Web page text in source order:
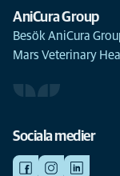
AniCura Group
Besök AniCura
Mars Veterinary
Sociala medier